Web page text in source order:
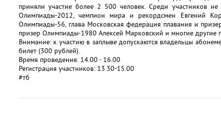
приняли участие более 2 500 человек. Среди участников
Олимпиады-2012, чемпион мира и рекордсмен Евгений
Олимпиады-56, глава Московская федерация плавания и
призер Олимпиады-1980 Алексей Марковский и многие другие
Внимание: к участию в заплыве допускаются владельцы
билет (300 рублей).
Время проведения: 14.00 - 16.00
Регистрация участников: 13.30-15.00
#тб